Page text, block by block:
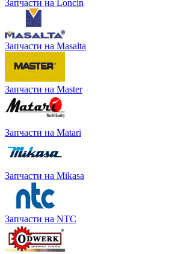
Запчасти на Loncin
Запчасти на Masalta
Запчасти на Master
Запчасти на Matari
Запчасти на Mikasa
Запчасти на NTC